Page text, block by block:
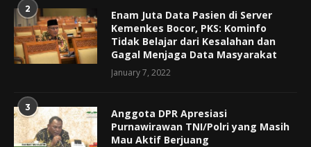
2
Enam Juta Data Pasien di Server
Kemenkes Bocor, PKS: Kominfo
Tidak Belajar dari Kesalahan dan
Gagal Menjaga Data Masyarakat
January 7, 2022
3
Anggota DPR Apresiasi
Purnawirawan TNI/Polri yang Masih
Mau Aktif Berjuang